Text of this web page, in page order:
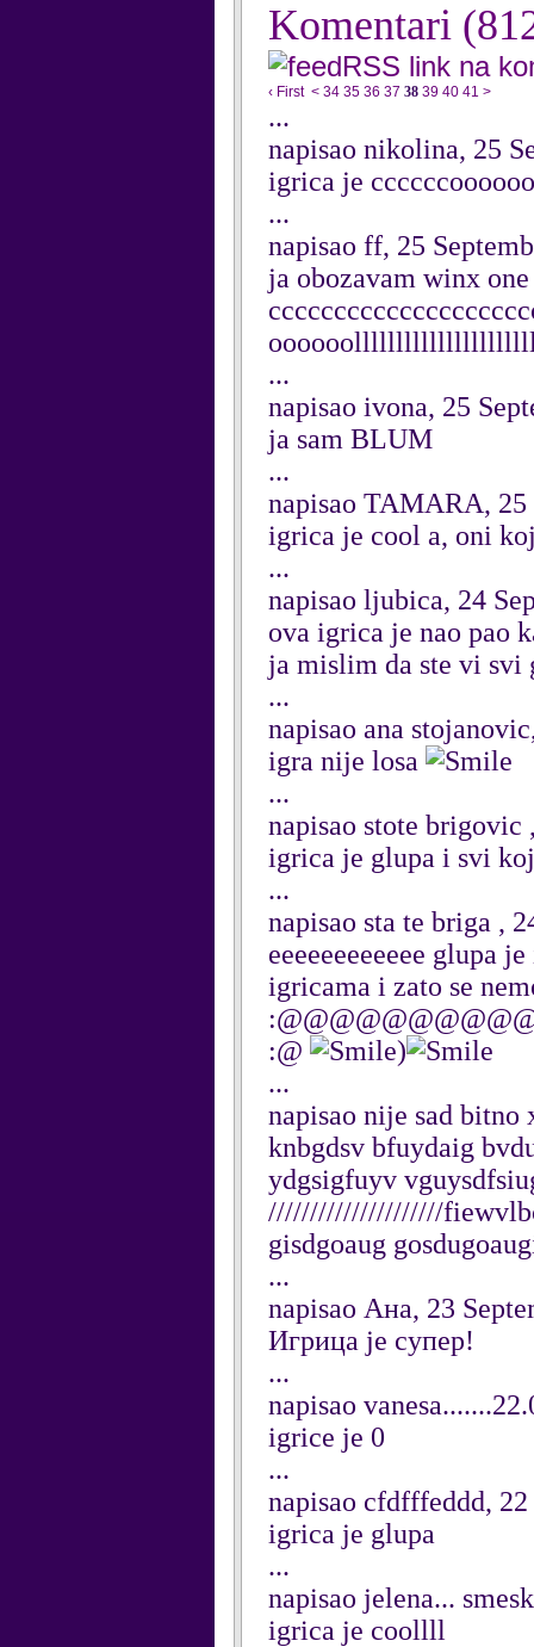
Komentari
RSS link na
‹ First < 34 35 36 37 38 39 40 41 >
...
napisao nikolina, 25
igrica je
...
napisao ff, 25
ja obozavam winx
...
napisao ivona, 25
ja sam BLUM
...
napisao TAMARA, 25
igrica je cool a, oni
...
napisao ljubica, 24
ova igrica je nao pao
ja mislim da ste vi svi
...
napisao ana
igra nije losa
...
napisao stote brigovic
igrica je glupa i svi
...
napisao sta te briga ,
eeeeeeeeeeee glupa
igricama i zato se
:@
)
...
napisao nije sad bitno
knbgdsv bfuydaig
ydgsigfuyv
/////////////////////fiewvlbc
gisdgoaug
...
napisao Ана, 23
Игрица је супер!
...
napisao
igrice je 0
...
napisao cfdfffeddd,
igrica je glupa
...
napisao jelena...
igrica je coollll